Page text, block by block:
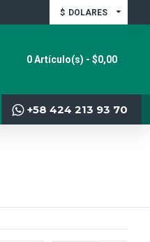
$ DOLARES
0 Artículo(s) - $0,00
+58 424 213 93 70